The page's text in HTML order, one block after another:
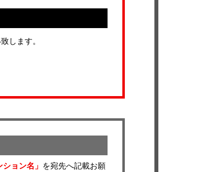
します。
ョン名」 を宛先へ記載お願